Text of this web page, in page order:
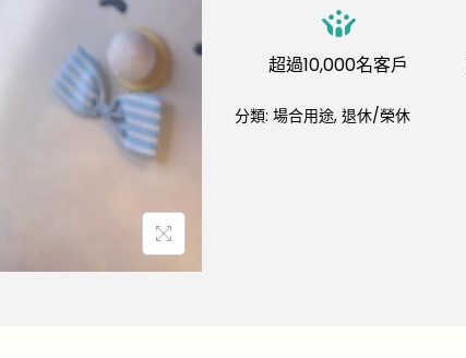
超過10,000名客戶
分類: 場合用途, 退休/榮休